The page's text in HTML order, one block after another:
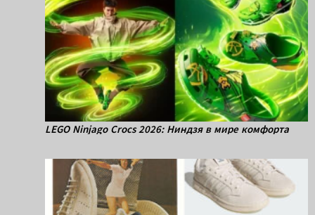
LEGO Ninjago Crocs 2026: Ниндзя в мире комфорта